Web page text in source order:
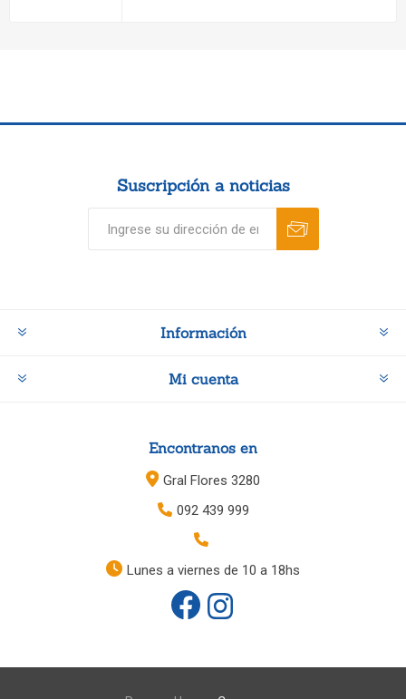
Suscripción a noticias
Información
Mi cuenta
Encontranos en
Gral Flores 3280
092 439 999
Lunes a viernes de 10 a 18hs